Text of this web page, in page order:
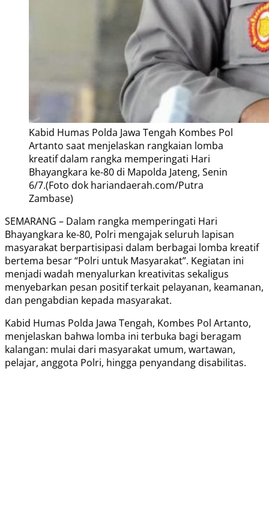
Kabid Humas Polda Jawa Tengah Kombes Pol
Artanto saat menjelaskan rangkaian lomba
kreatif dalam rangka memperingati Hari
Bhayangkara ke-80 di Mapolda Jateng, Senin
6/7.(Foto dok hariandaerah.com/Putra
Zambase)
SEMARANG – Dalam rangka memperingati Hari
Bhayangkara ke-80, Polri mengajak seluruh lapisan
masyarakat berpartisipasi dalam berbagai lomba kreatif
bertema besar “Polri untuk Masyarakat”. Kegiatan ini
menjadi wadah menyalurkan kreativitas sekaligus
menyebarkan pesan positif terkait pelayanan, keamanan,
dan pengabdian kepada masyarakat.
Kabid Humas Polda Jawa Tengah, Kombes Pol Artanto,
menjelaskan bahwa lomba ini terbuka bagi beragam
kalangan: mulai dari masyarakat umum, wartawan,
pelajar, anggota Polri, hingga penyandang disabilitas.